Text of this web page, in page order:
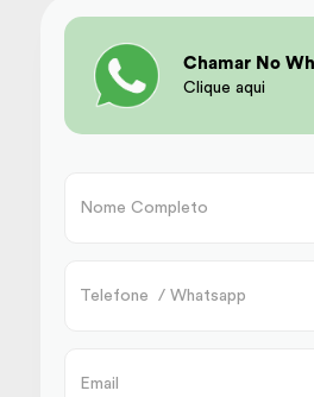
Chamar No
Clique aqui